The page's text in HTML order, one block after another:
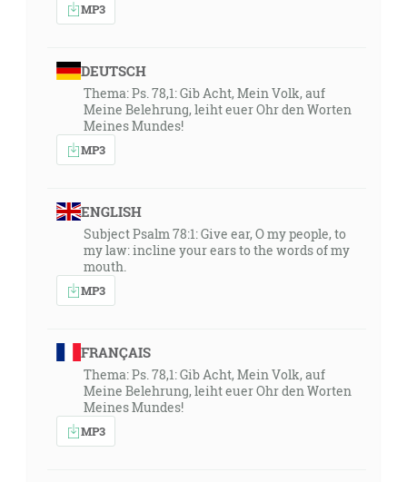
MP3
DEUTSCH
Thema: Ps. 78,1: Gib Acht, Mein Volk, auf
Meine Belehrung, leiht euer Ohr den Worten
Meines Mundes!
MP3
ENGLISH
Subject Psalm 78:1: Give ear, O my people, to
my law: incline your ears to the words of my
mouth.
MP3
FRANÇAIS
Thema: Ps. 78,1: Gib Acht, Mein Volk, auf
Meine Belehrung, leiht euer Ohr den Worten
Meines Mundes!
MP3